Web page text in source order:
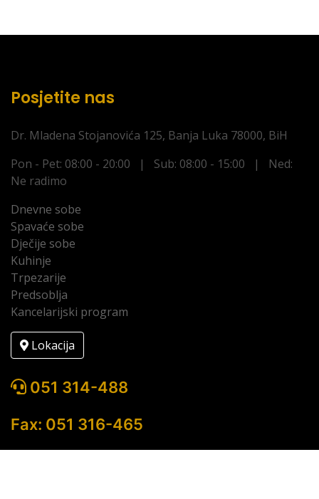
Posjetite nas
Dr. Mladena Stojanovića 125, Banja Luka 78000, BiH
Pon - Pet: 08:00 - 20:00 | Sub: 08:00 - 15:00 | Ned:
Ne radimo
Dnevne sobe
Spavaće sobe
Dječije sobe
Kuhinje
Trpezarije
Predsoblja
Kancelarijski program
Lokacija
051 314-488
Fax: 051 316-465